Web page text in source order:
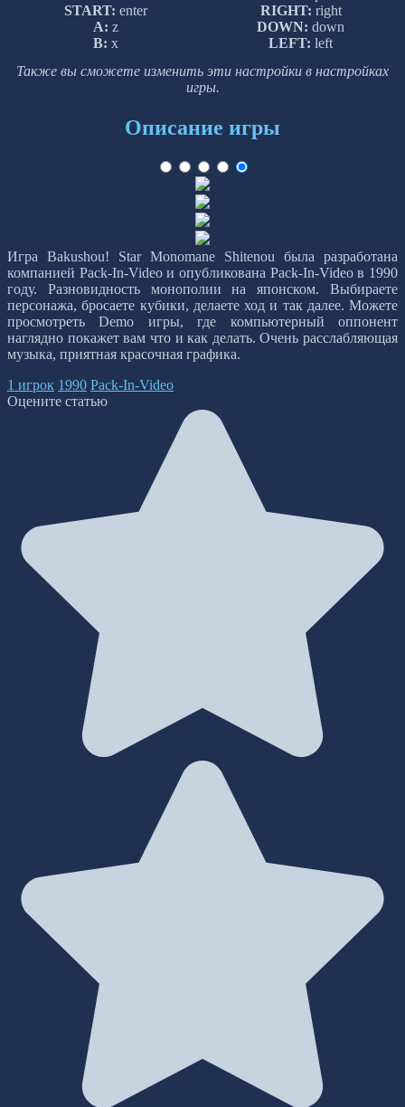
START: enter
A: z
B: x
RIGHT: right
DOWN: down
LEFT: left
Также вы сможете изменить эти настройки в настройках
игры.
Описание игры
Игра Bakushou! Star Monomane Shitenou была разработана
компанией Pack-In-Video и опубликована Pack-In-Video в 1990
году. Разновидность монополии на японском. Выбираете
персонажа, бросаете кубики, делаете ход и так далее. Можете
просмотреть Demo игры, где компьютерный оппонент
наглядно покажет вам что и как делать. Очень расслабляющая
музыка, приятная красочная графика.
1 игрок 1990 Pack-In-Video
Оцените статью